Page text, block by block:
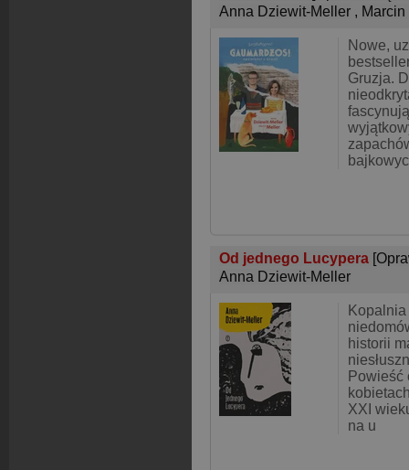
Anna Dziewit-Meller ,
Nowe,
Gruzja.
Od jednego Lucypera
Anna Dziewit-Meller
Kopalnia
historii
Powieść
XXI
na u